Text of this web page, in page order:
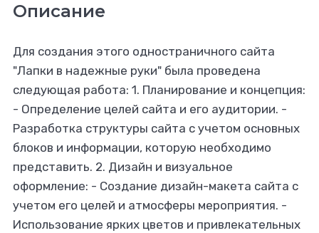
Описание
Для создания этого одностраничного сайта
"Лапки в надежные руки" была проведена
следующая работа: 1. Планирование и концепция:
- Определение целей сайта и его аудитории. -
Разработка структуры сайта с учетом основных
блоков и информации, которую необходимо
представить. 2. Дизайн и визуальное
оформление: - Создание дизайн-макета сайта с
учетом его целей и атмосферы мероприятия. -
Использование ярких цветов и привлекательных